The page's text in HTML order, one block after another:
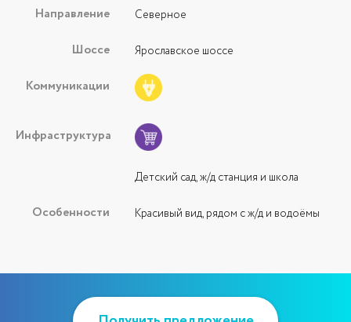
Направление Северное
Шоссе Ярославское шоссе
Коммуникации
Инфраструктура
Детский сад, ж/д станция и школа
Особенности Красивый вид, рядом с ж/д и водоёмы